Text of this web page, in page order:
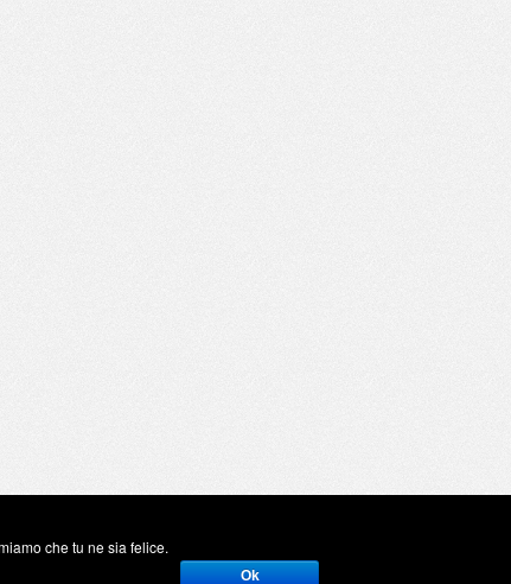
che tu ne sia felice.
Ok